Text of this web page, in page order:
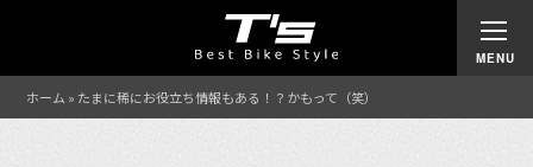
ホーム » たまに稀にお役立ち情報もある！？かもって（笑）